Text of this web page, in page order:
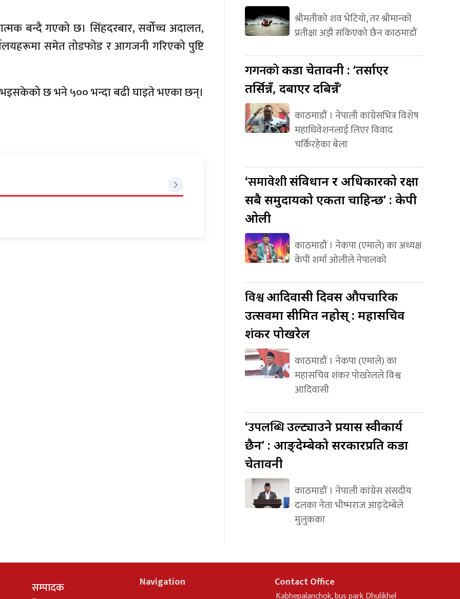
बन्दै गएको छ। सिंहदरबार, सर्वोच्च अदालत,
समेत तोडफोड र आगजनी गरिएको पुष्टि
भइसकेको छ भने ५०० भन्दा बढी घाइते भएका छन्।
श्रीमतीको शव भेटियो, तर श्रीमान्को
प्रतीक्षा अझै सकिएको छैन काठमाडौं
गगनकोकडा चेतावनी : ‘तर्साएर
तर्सिन्नँ, दबाएर दबिन्नँ’
काठमाडौं । नेपाली कांग्रेसभित्र विशेष
महाधिवेशनलाई लिएर विवाद
चर्किरहेका बेला
‘समावेशीसंविधान र अधिकारको रक्षा
सबै समुदायको एकता चाहिन्छ’ : केपी
ओली
काठमाडौं । नेकपा (एमाले) का अध्यक्ष
केपी शर्मा ओलीले नेपालको
विश्वआदिवासी दिवस औपचारिक
उत्सवमा सीमित नहोस् : महासचिव
शंकर पोखरेल
काठमाडौं । नेकपा (एमाले) का
महासचिव शंकर पोखरेलले विश्व
आदिवासी
‘उपलब्धिउल्ट्याउने प्रयास स्वीकार्य
छैन’ : आङ्देम्बेको सरकारप्रति कडा
चेतावनी
काठमाडौं । नेपाली कांग्रेस संसदीय
दलका नेता भीष्मराज आङ्देम्बेले
मुलुकका
सम्पादक Navigation Contact Office
Kabhepalanchok, bus park Dhulikhel